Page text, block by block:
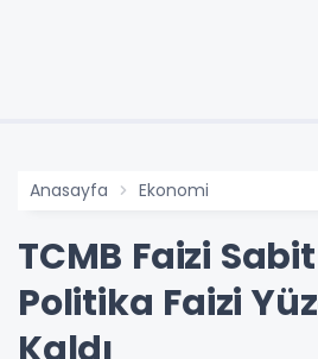
Anasayfa Ekonomi
TCMB Faizi
Politika Faizi